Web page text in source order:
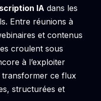
IA dans les
Entre réunions à
et contenus
croulent sous
à l’exploiter
transformer ce flux
structurées et